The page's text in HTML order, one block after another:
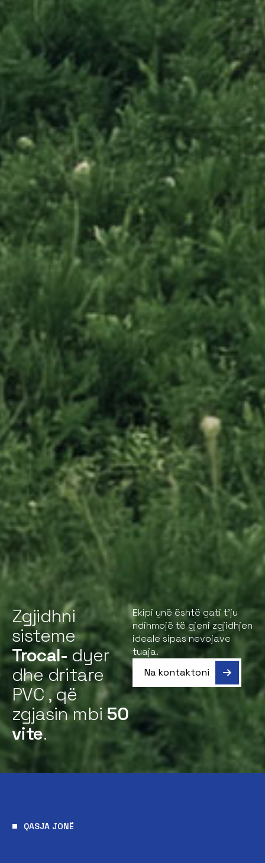
Zgjidhni
sisteme
Trocal- dyer
dhe dritare
PVC , që
zgjasin mbi 50
vite.
Ekipi ynë është gati t’ju
ndihmojë të gjeni zgjidhjen
ideale sipas nevojave
tuaja.
Na kontaktoni
QASJA JONË